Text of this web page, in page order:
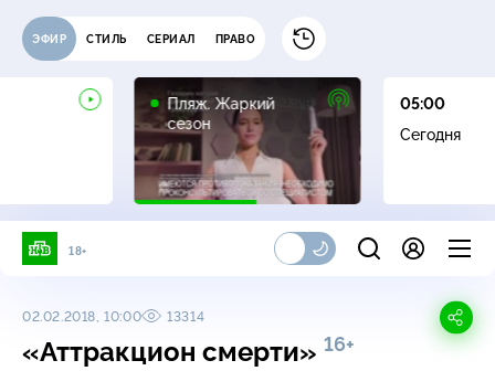
ЭФИР СТИЛЬ СЕРИАЛ ПРАВО
Пляж. Жаркий
сезон
16+
05:00
Сегодня
18+
02.02.2018, 10:00 13314
«Аттракцион смерти» 16+